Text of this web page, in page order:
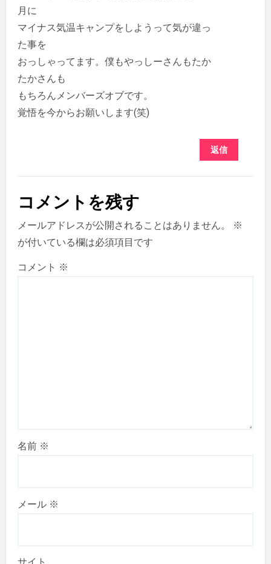
月に
マイナス気温キャンプをしようって気が違っ
た事を
おっしゃってます。僕もやっしーさんもたか
たかさんも
もちろんメンバーズオブです。
覚悟を今からお願いします(笑)
返信
コメントを残す
メールアドレスが公開されることはありません。
※
が付いている欄は必須項目です
コメント ※
名前 ※
メール ※